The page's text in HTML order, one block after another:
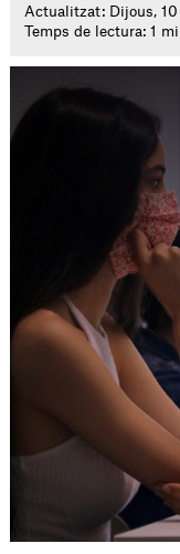
Actualitzat: Dijous, 10
Temps de lectura: 1